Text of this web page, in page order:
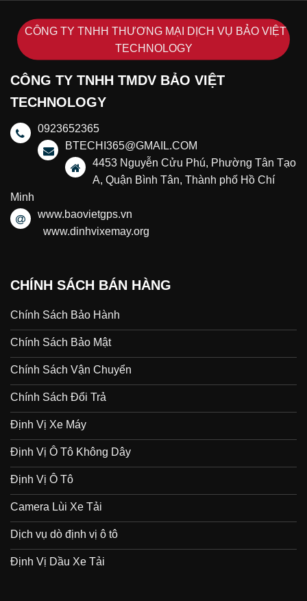
CÔNG TY TNHH THƯƠNG MẠI DỊCH VỤ BẢO VIỆT
TECHNOLOGY
CÔNG TY TNHH TMDV BẢO VIỆT
TECHNOLOGY
0923652365
BTECHI365@GMAIL.COM
4453 Nguyễn Cửu Phú, Phường Tân Tạo
A, Quận Bình Tân, Thành phố Hồ Chí
Minh
www.baovietgps.vn
www.dinhvixemay.org
CHÍNH SÁCH BÁN HÀNG
Chính Sách Bảo Hành
Chính Sách Bảo Mật
Chính Sách Vận Chuyển
Chính Sách Đổi Trả
Định Vị Xe Máy
Định Vị Ô Tô Không Dây
Định Vị Ô Tô
Camera Lùi Xe Tải
Dịch vụ dò định vị ô tô
Định Vị Dầu Xe Tải